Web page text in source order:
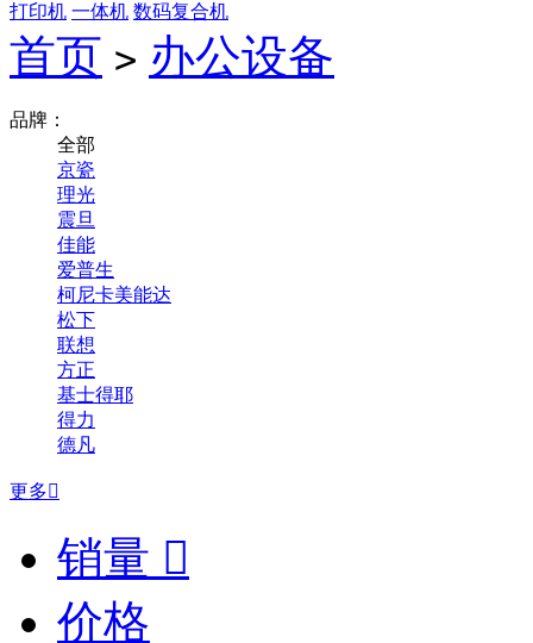
打印机 一体机 数码复合机
首页 > 办公设备
品牌：
全部
京瓷
理光
震旦
佳能
爱普生
柯尼卡美能达
松下
联想
方正
基士得耶
得力
德凡
更多
销量 
价格